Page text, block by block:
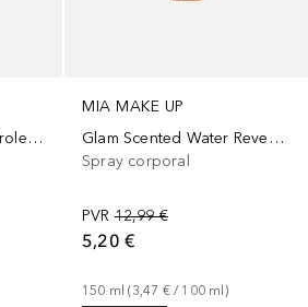
Glam Scented Water Drole Body Spray
MIA MAKE UP
Glam Scented Water Reveuse Body Spray
Spray corporal
PVR 12,99 €
5,20 €
150 ml (3,47 € / 100 ml )